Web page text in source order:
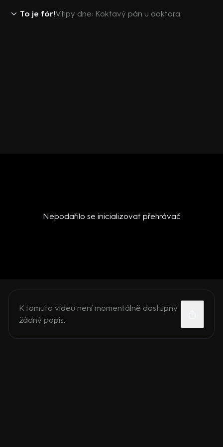
To je fór!Vtipy dne: Koktavý pán u doktora
Nepodařilo se inicializovat přehrávač
K tomuto videu není momentálně dostupný
žádný popis.